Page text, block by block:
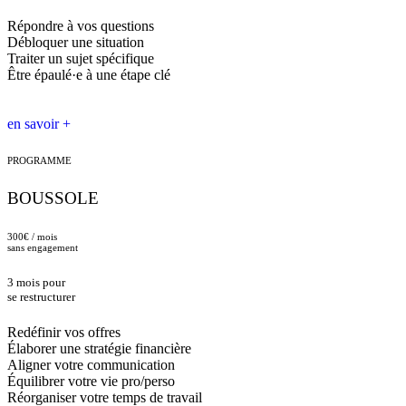
Répondre à vos questions
Débloquer une situation
Traiter un sujet spécifique
Être épaulé·e à une étape clé
en savoir +
PROGRAMME
BOUSSOLE
300€ / mois
sans engagement
3 mois pour
se restructurer
Redéfinir vos offres
Élaborer une stratégie financière
Aligner votre communication
Équilibrer votre vie pro/perso
Réorganiser votre temps de travail